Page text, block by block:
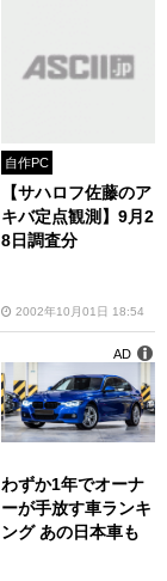
自作PC
【サハロフ佐藤のア
キバ定点観測】9月2
8日調査分
2002年10月01日 18:54
わずか1年でオーナ
ーが手放す車ランキ
ング あの日本車も
AD